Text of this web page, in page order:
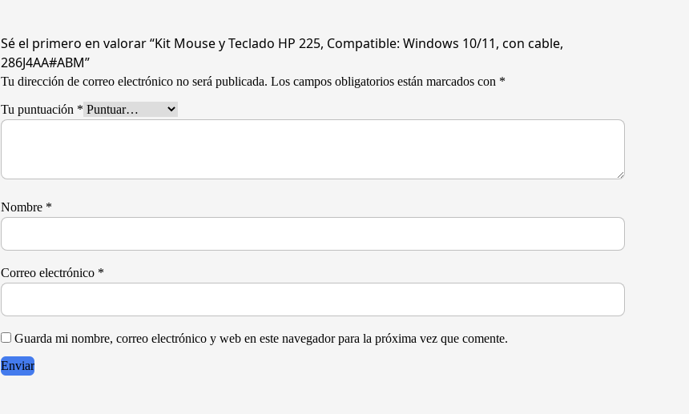
Sé el primero en valorar “Kit Mouse y Teclado HP 225, Compatible: Windows 10/11, con cable,
286J4AA#ABM”
Tu dirección de correo electrónico no será publicada. Los campos obligatorios están marcados con *
Tu puntuación *
Nombre *
Correo electrónico *
Guarda mi nombre, correo electrónico y web en este navegador para la próxima vez que comente.